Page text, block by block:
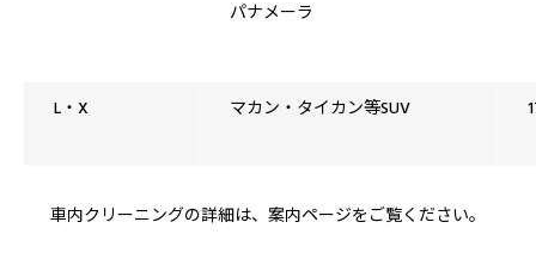
パナメーラ
L・X マカン・タイカン等SUV
車内クリーニングの詳細は、案内ページをご覧ください。